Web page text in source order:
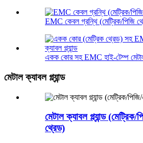
EMC কেবল গ্রন্থি (মেট্রিক/পিজি
একক কোর সহ EMC হাই-টেম্প
মেটাল ক্যাবল গ্ল্যান্ড
মেটাল ক্যাবল গ্ল্যান্ড (মেট্রিক/
থ্রেড)